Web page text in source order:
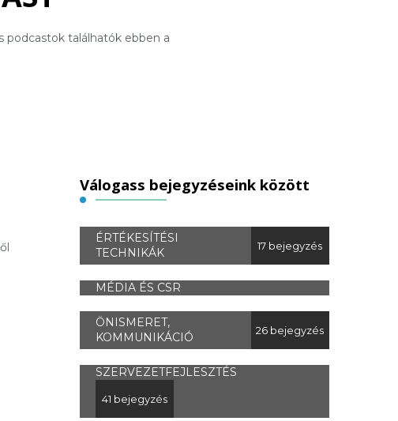
podcastok találhatók ebben a
Válogass bejegyzéseink között
ÉRTÉKESÍTÉSI
TECHNIKÁK
17 bejegyzés
MÉDIA ÉS CSR
ÖNISMERET,
KOMMUNIKÁCIÓ
26 bejegyzés
SZERVEZETFEJLESZTÉS
41 bejegyzés